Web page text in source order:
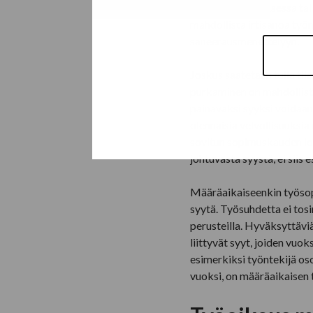
joko työsopimuksessa
saneerausmenettelyyn.
Joskus saatetaan tulla
painavaksi syyksi
johtuvasta syystä, ei siis
Määräaikaiseenkin
syytä. Työsuhdetta ei
perusteilla.
liittyvät syyt, joiden
esimerkiksi työntekijä
vuoksi, on